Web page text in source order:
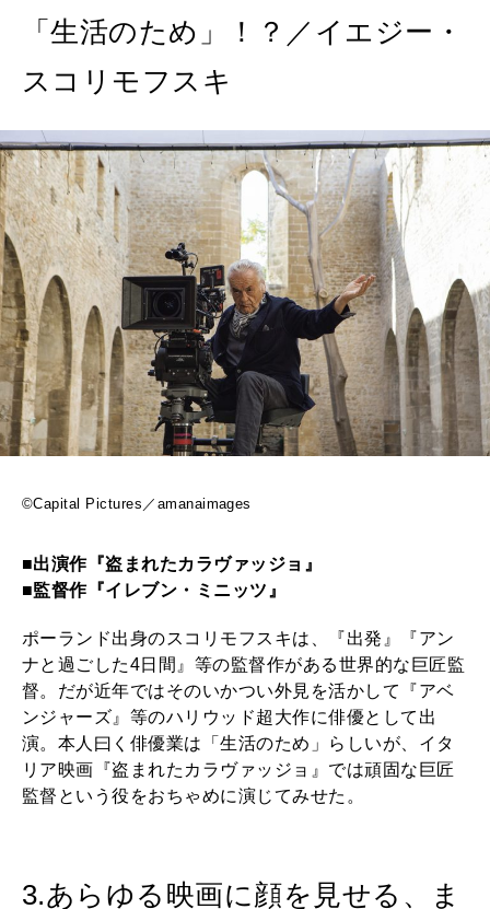
「生活のため」！？／イエジー・
スコリモフスキ
©Capital Pictures／amanaimages
■出演作『盗まれたカラヴァッジョ』
■監督作『イレブン・ミニッツ』
ポーランド出身のスコリモフスキは、『出発』『アン
ナと過ごした4日間』等の監督作がある世界的な巨匠監
督。だが近年ではそのいかつい外見を活かして『アベ
ンジャーズ』等のハリウッド超大作に俳優として出
演。本人曰く俳優業は「生活のため」らしいが、イタ
リア映画『盗まれたカラヴァッジョ』では頑固な巨匠
監督という役をおちゃめに演じてみせた。
3.あらゆる映画に顔を見せる、ま